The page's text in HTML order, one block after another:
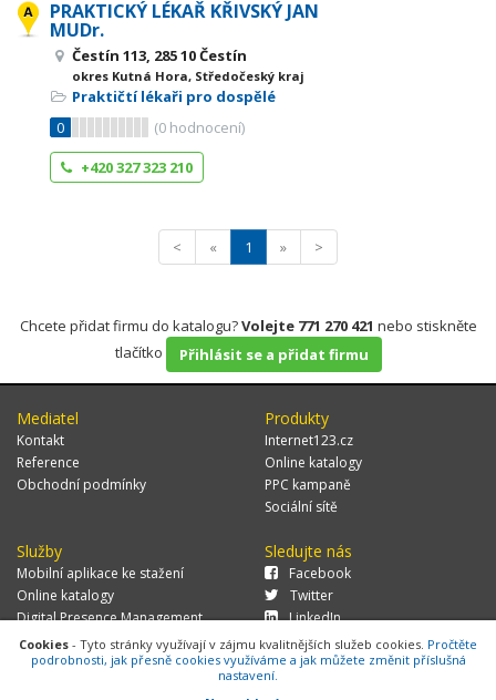
PRAKTICKÝ LÉKAŘ KŘIVSKÝ JAN
MUDr.
Čestín 113, 285 10 Čestín
okres Kutná Hora, Středočeský kraj
Praktičtí lékaři pro dospělé
0
(0 hodnocení)
+420 327 323 210
< « 1 » >
Chcete přidat firmu do katalogu?Volejte 771 270 421 nebo stiskněte
tlačítko
Přihlásit se a přidat firmu
Mediatel
Kontakt
Reference
Obchodní podmínky
Produkty
Internet123.cz
Online katalogy
PPC kampaně
Sociální sítě
Služby
Mobilní aplikace ke stažení
Online katalogy
Digital Presence Management
Více zákazníků
Sledujte nás
Facebook
Twitter
LinkedIn
Cookies - Tyto stránky využívají v zájmu kvalitnějších služeb cookies. Pročtěte
podrobnosti, jak přesně cookies využíváme a jak můžete změnit příslušná
nastavení.